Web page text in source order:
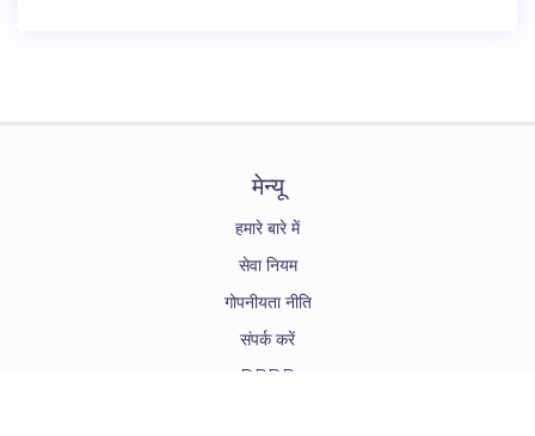
मेन्यू
हमारे बारे में
सेवा नियम
गोपनीयता नीति
संपर्क करें
DPDP